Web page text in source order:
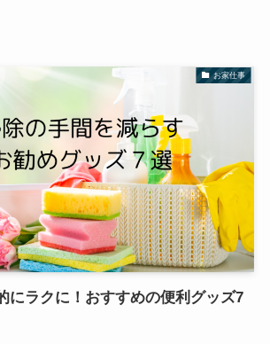
お家仕事
にラクに！おすすめの便利グッズ7